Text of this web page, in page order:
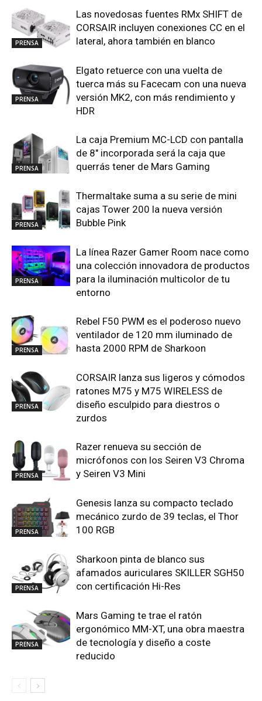
PRENSA
Las novedosas fuentes RMx SHIFT de
CORSAIR incluyen conexiones CC en el
lateral, ahora también en blanco
PRENSA
Elgato retuerce con una vuelta de
tuerca más su Facecam con una nueva
versión MK2, con más rendimiento y
HDR
PRENSA
La caja Premium MC-LCD con pantalla
de 8″ incorporada será la caja que
querrás tener de Mars Gaming
PRENSA
Thermaltake suma a su serie de mini
cajas Tower 200 la nueva versión
Bubble Pink
PRENSA
La línea Razer Gamer Room nace como
una colección innovadora de productos
para la iluminación multicolor de tu
entorno
PRENSA
Rebel F50 PWM es el poderoso nuevo
ventilador de 120 mm iluminado de
hasta 2000 RPM de Sharkoon
PRENSA
CORSAIR lanza sus ligeros y cómodos
ratones M75 y M75 WIRELESS de
diseño esculpido para diestros o
zurdos
PRENSA
Razer renueva su sección de
micrófonos con los Seiren V3 Chroma
y Seiren V3 Mini
PRENSA
Genesis lanza su compacto teclado
mecánico zurdo de 39 teclas, el Thor
100 RGB
PRENSA
Sharkoon pinta de blanco sus
afamados auriculares SKILLER SGH50
con certificación Hi-Res
PRENSA
Mars Gaming te trae el ratón
ergonómico MM-XT, una obra maestra
de tecnología y diseño a coste
reducido